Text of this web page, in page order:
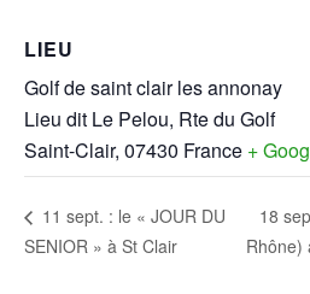
LIEU
Golf de saint clair les annonay
Lieu dit Le Pelou, Rte du Golf
Saint-Clair, 07430 France +
11 sept. : le « JOUR DU
SENIOR » à St Clair
18
Rhône)